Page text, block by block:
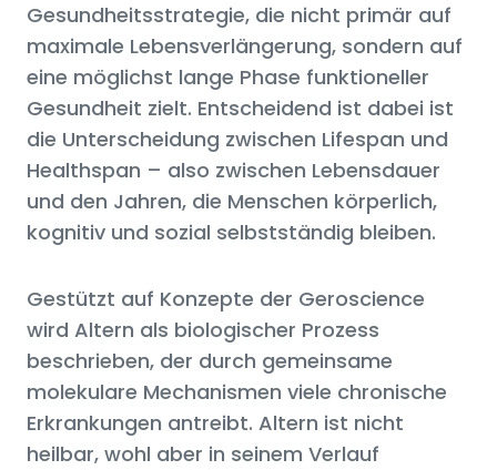
Gesundheitsstrategie, die nicht primär auf
maximale Lebensverlängerung, sondern auf
eine möglichst lange Phase funktioneller
Gesundheit zielt. Entscheidend ist dabei ist
die Unterscheidung zwischen Lifespan und
Healthspan – also zwischen Lebensdauer
und den Jahren, die Menschen körperlich,
kognitiv und sozial selbstständig bleiben.
Gestützt auf Konzepte der Geroscience
wird Altern als biologischer Prozess
beschrieben, der durch gemeinsame
molekulare Mechanismen viele chronische
Erkrankungen antreibt. Altern ist nicht
heilbar, wohl aber in seinem Verlauf